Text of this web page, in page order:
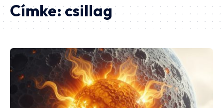
Címke:csillag